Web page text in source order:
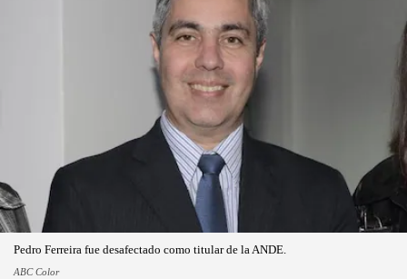
Pedro Ferreira fue desafectado como titular de la ANDE.
ABC Color